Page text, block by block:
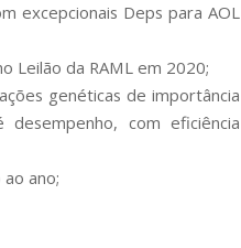
excepcionais Deps para AOL
Leilão da RAML em 2020;
genéticas de importância
com eficiência
ano;